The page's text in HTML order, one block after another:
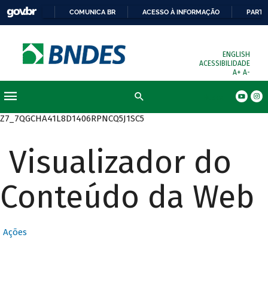
COMUNICA BR ACESSO À INFORMAÇÃO
ENGLISH
ACESSIBILIDADE
A+ A-
Z7_7QGCHA41L8D1406RPNCQ5J1SC5
Visualizador do
Conteúdo da Web
Ações